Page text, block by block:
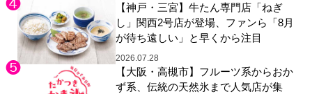
【神戸・三宮】牛たん専門店「ねぎ
し」関西2号店が登場、ファンら「8月
が待ち遠しい」と早くから注目
2026.07.28
【大阪・高槻市】フルーツ系からおか
ず系、伝統の天然氷まで人気店が集